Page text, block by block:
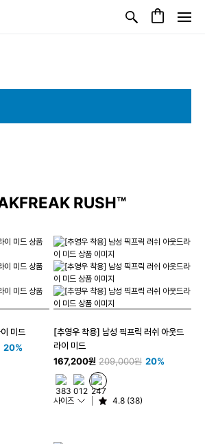
RUSH™
미드
20%
[추영우 착용] 남성 픽프릭 러쉬 아웃드
라이 미드
167,200원 209,000원 20%
사이즈 4.8 (38)